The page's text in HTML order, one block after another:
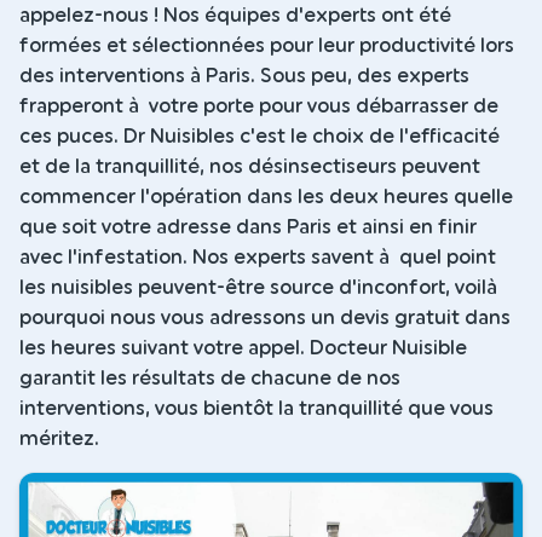
appelez-nous ! Nos équipes d'experts ont été
formées et sélectionnées pour leur productivité lors
des interventions à Paris. Sous peu, des experts
frapperont à votre porte pour vous débarrasser de
ces puces. Dr Nuisibles c'est le choix de l'efficacité
et de la tranquillité, nos désinsectiseurs peuvent
commencer l'opération dans les deux heures quelle
que soit votre adresse dans Paris et ainsi en finir
avec l'infestation. Nos experts savent à quel point
les nuisibles peuvent-être source d'inconfort, voilà
pourquoi nous vous adressons un devis gratuit dans
les heures suivant votre appel. Docteur Nuisible
garantit les résultats de chacune de nos
interventions, vous bientôt la tranquillité que vous
méritez.